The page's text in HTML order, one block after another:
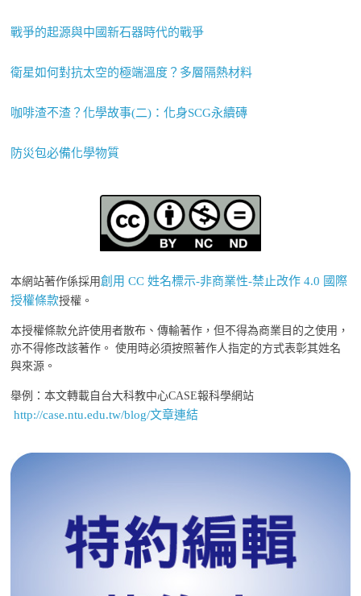
戰爭的起源與中國新石器時代的戰爭
衛星如何對抗太空的極端溫度？多層隔熱材料
咖啡渣不渣？化學故事(二)：化身SCG永續磚
防災包必備化學物質
本網站著作係採用創用 CC 姓名標示-非商業性-禁止改作 4.0 國際
授權條款授權。
本授權條款允許使用者散布、傳輸著作，但不得為商業目的之使用，
亦不得修改該著作。 使用時必須按照著作人指定的方式表彰其姓名
與來源。
舉例：本文轉載自台大科教中心CASE報科學網站
http://case.ntu.edu.tw/blog/文章連結